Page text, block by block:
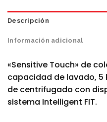
Descripción
Información adicional
«Sensitive Touch» de
capacidad de lavado, 5
de centrifugado con
sistema Intelligent FIT.